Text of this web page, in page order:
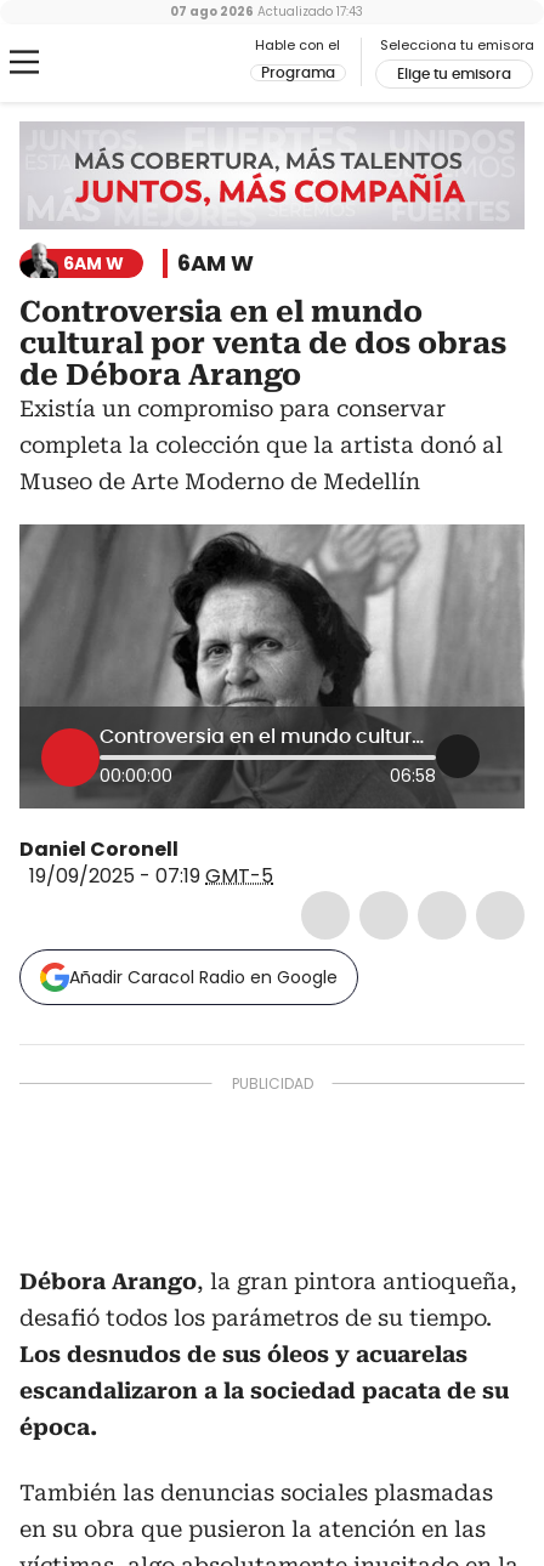
Hable con el
Programa
Selecciona tu emisora
Elige tu emisora
07 ago 2026 Actualizado 17:43
6AM W 6AM W
Controversia en el mundo
cultural por venta de dos obras
de Débora Arango
Existía un compromiso para conservar
completa la colección que la artista donó al
Museo de Arte Moderno de Medellín
Controversia en el mundo cultural por venta de dos obras de Débora Arango
00:00:00 06:58
Daniel Coronell
19/09/2025 - 07:19GMT-5
Añadir Caracol Radio en Google
Débora Arango, la gran pintora antioqueña,
desafió todos los parámetros de su tiempo.
Los desnudos de sus óleos y acuarelas
escandalizaron a la sociedad pacata de su
época.
También las denuncias sociales plasmadas
en su obra que pusieron la atención en las